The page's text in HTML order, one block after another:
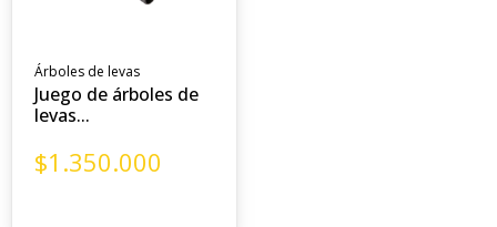
Árboles de levas
Juego de árboles de
levas...
$1.350.000